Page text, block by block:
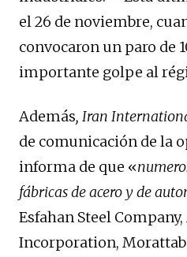
el 26 de noviembre,
convocaron un paro de
importante golpe al
Además, Iran
de comunicación de la
informa de que «
fábricas de acero y de
Esfahan Steel
Incorporation,